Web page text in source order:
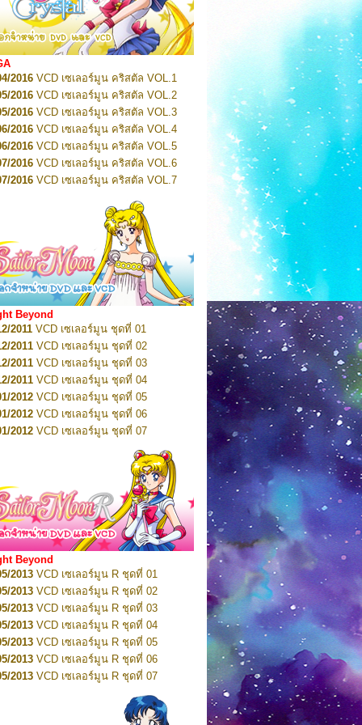
Pretty Guardian Sailor Moon Eternal
1
Pretty Guardian Sailor Moon Eternal
2
Pretty Guardian Sailor Moon Eternal
3
Pretty Guardian Sailor Moon Eternal
4
Pretty Guardian Sailor Moon Eternal
5
Pretty Guardian Sailor Moon Eternal
6
Pretty Guardian Sailor Moon Eternal
7
Pretty Guardian Sailor Moon Eternal
Pretty Guardian Sailor Moon Eternal
Pretty Guardian Sailor Moon Eternal
10
2026Code Name: Sailor V 1
2026Code Name: Sailor V 2
2016 VCD เซเลอร์มูน คริสตัล VOL.1
2016 VCD เซเลอร์มูน คริสตัล VOL.2
2016 VCD เซเลอร์มูน คริสตัล VOL.3
2016 VCD เซเลอร์มูน คริสตัล VOL.4
2016 VCD เซเลอร์มูน คริสตัล VOL.5
2016 VCD เซเลอร์มูน คริสตัล VOL.6
2016 VCD เซเลอร์มูน คริสตัล VOL.7
VCD เซเลอร์มูน คริสตัล VOL.9
VCD เซเลอร์มูน คริสตัล VOL.10
2016
VCD เซเลอร์มูน คริสตัล VOL.11
2016VCD เซเลอร์มูน คริสตัล VOL.12
2016VCD เซเลอร์มูน คริสตัล VOL.13
2016 DVD เซเลอร์มูน คริสตัล VOL.1
2016DVD เซเลอร์มูน คริสตัล VOL.2
2016 DVD เซเลอร์มูน คริสตัล VOL.3
2016 DVD เซเลอร์มูน คริสตัล VOL.4
2016 DVD เซเลอร์มูน คริสตัล VOL.5
2016 DVD เซเลอร์มูน คริสตัล VOL.6
2016DVD เซเลอร์มูน คริสตัล VOL.7
2016DVD เซเลอร์มูน คริสตัล VOL.8
2017 DVD เซเลอร์มูน คริสตัล Box-Set
Beyond
2011 VCD เซเลอร์มูน ชุดที่ 01
2011 VCD เซเลอร์มูน ชุดที่ 02
2011 VCD เซเลอร์มูน ชุดที่ 03
2011 VCD เซเลอร์มูน ชุดที่ 04
2012 VCD เซเลอร์มูน ชุดที่ 05
2012 VCD เซเลอร์มูน ชุดที่ 06
2012 VCD เซเลอร์มูน ชุดที่ 07
VCD เซเลอร์มูน ชุดที่ 08
VCD เซเลอร์มูน ชุดที่ 09
VCD เซเลอร์มูน ชุดที่ 10
2012VCD เซเลอร์มูน ชุดที่ 11
2012VCD เซเลอร์มูน ชุดที่ 12
2012VCD เซเลอร์มูน ชุดที่ 13
2012VCD เซเลอร์มูน ชุดที่ 14
2012 VCD เซเลอร์มูน ชุดที่ 15
VCD เซเลอร์มูน ชุดที่ 16
VCD เซเลอร์มูน ชุดที่ 17
VCD เซเลอร์มูน ชุดที่ 18
VCD เซเลอร์มูน ชุดที่ 19
VCD เซเลอร์มูน ชุดที่ 20
VCD เซเลอร์มูน ชุดที่ 21
VCD เซเลอร์มูน ชุดที่ 22
VCD เซเลอร์มูน ชุดที่ 23
DVD เซเลอร์มูน ชุดที่ 01
Beyond
2013 VCD เซเลอร์มูน R ชุดที่ 01
2013 VCD เซเลอร์มูน R ชุดที่ 02
2013 VCD เซเลอร์มูน R ชุดที่ 03
2013 VCD เซเลอร์มูน R ชุดที่ 04
2013 VCD เซเลอร์มูน R ชุดที่ 05
2013 VCD เซเลอร์มูน R ชุดที่ 06
2013 VCD เซเลอร์มูน R ชุดที่ 07
VCD เซเลอร์มูน R ชุดที่ 08
VCD เซเลอร์มูน R ชุดที่ 09